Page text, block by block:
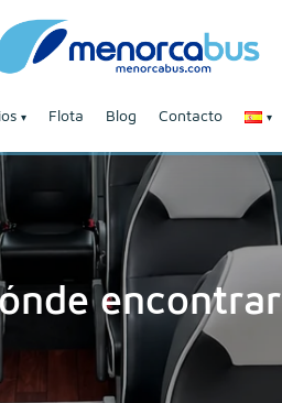
Flota Blog Contacto
encontrar